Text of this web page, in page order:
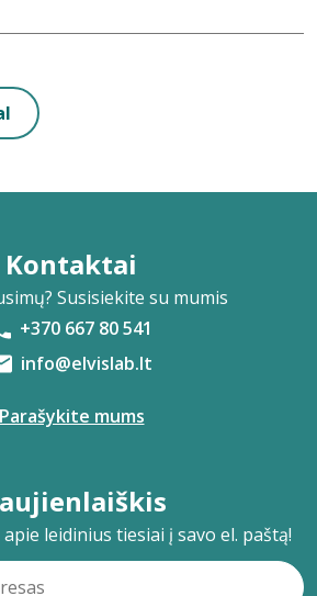
Kontaktai
Susisiekite su mumis
+370 667 80 541
info@elvislab.lt
Parašykite mums
leidinius tiesiai į savo el. paštą!